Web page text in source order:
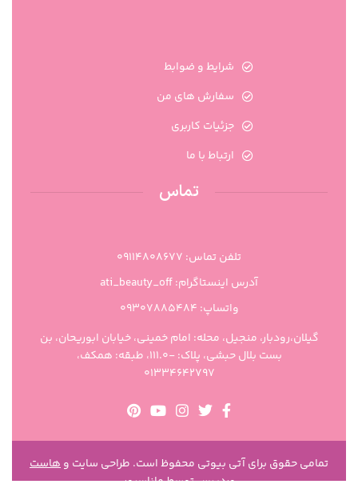
شرایط و ضوابط
سفارش های من
جزئیات کاربری
ارتباط با ما
تماس
تلفن تماس: 09114808677
آدرس اینستاگرام: ati_beauty_off
واتساپ: ۰۹۳۰۷۸۸۵۴۸۴
گیلان،رودبار، منجیل، محله: امام خمینی، خیابان ابوریحان، بن
بست بلال حبشی، پلاک: -111.0، طبقه: همکف،
01334642797
تمامی حقوق برای آتی بیوتی محفوظ است. طراحی سایت وهاست
وردپرستوسط ماناسرور